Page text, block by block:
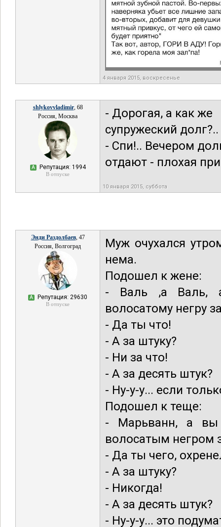
4 января 2015, воскресенье
shlykovvladimir, 68
Россия, Москва
А Репутация: 1994
В отпуске
- Дорогая, а как же
супружеский долг?..
- Спи!.. Вечером
отдают - плохая
10 января 2015, суббота
Энди Раздолбаев, 47
Россия, Волгоград
А Репутация: 29630
В отпуске
Муж очухался
нема.
Подошел к жене:
- Валь ,а Валь,
волосатому негру
- Да ты что!
- А за штуку?
- Ни за что!
- А за десять штук?
- Ну-у-у... если
Подошел к теще:
- Марьванн, а вы
волосатым негром
- Да ты чего,
- А за штуку?
- Никогда!
- А за десять штук?
- Ну-у-у... это